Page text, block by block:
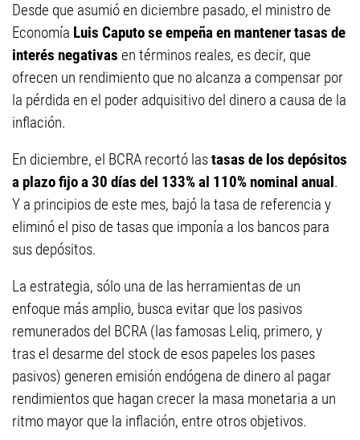
Desde que asumió en diciembre pasado, el ministro de
Economía Luis Caputo se empeña en mantener tasas de
interés negativas en términos reales, es decir, que
ofrecen un rendimiento que no alcanza a compensar por
la pérdida en el poder adquisitivo del dinero a causa de la
inflación.
En diciembre, el BCRA recortó lastasas de los depósitos
a plazo fijo a 30 días del 133% al 110% nominal anual.
Y a principios de este mes, bajó la tasa de referencia y
eliminó el piso de tasas que imponía a los bancos para
sus depósitos.
La estrategia, sólo una de las herramientas de un
enfoque más amplio, busca evitar que los pasivos
remunerados del BCRA (las famosas Leliq, primero, y
tras el desarme del stock de esos papeles los pases
pasivos) generen emisión endógena de dinero al pagar
rendimientos que hagan crecer la masa monetaria a un
ritmo mayor que la inflación, entre otros objetivos.